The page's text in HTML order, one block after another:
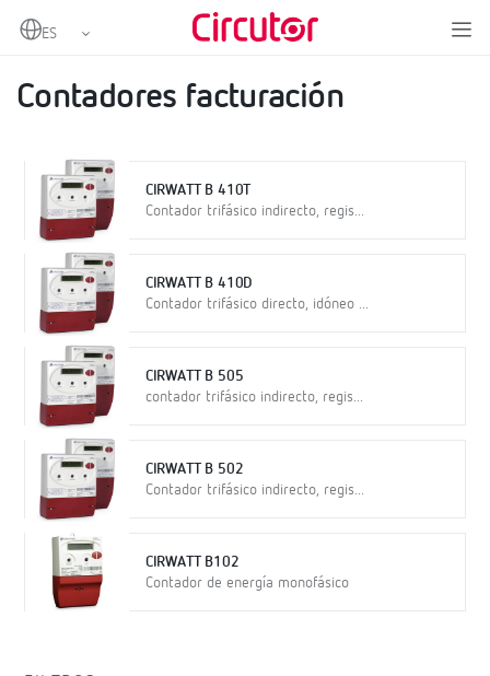
Home Metering Contadores facturación
Contadores facturación
CIRWATT B 410T
Contador trifásico indirecto, regis...
CIRWATT B 410D
Contador trifásico directo, idóneo ...
CIRWATT B 505
contador trifásico indirecto, regis...
CIRWATT B 502
Contador trifásico indirecto, regis...
CIRWATT B102
Contador de energía monofásico